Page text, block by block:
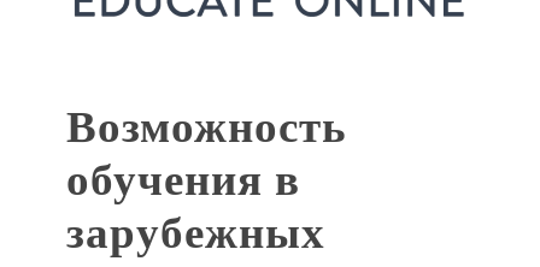
Возможность
обучения в
зарубежных